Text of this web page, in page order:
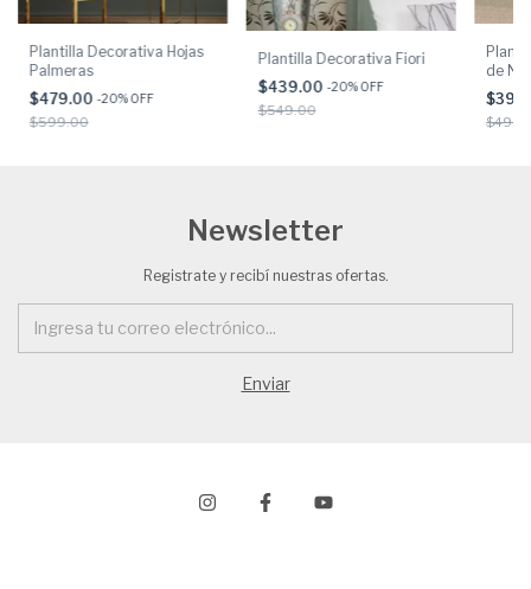
Plantilla Decorativa Hojas
Palmeras
$479.00 -20% OFF
$599.00
Plantilla Decorativa Fiori
$439.00 -20% OFF
$549.00
de
Newsletter
Registrate y recibí nuestras ofertas.